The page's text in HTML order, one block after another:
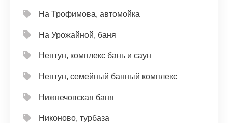
На Трофимова, автомойка
На Урожайной, баня
Нептун, комплекс бань и саун
Нептун, семейный банный комплекс
Нижнечовская баня
Никоново, турбаза